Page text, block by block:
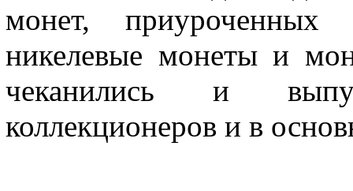
монет,
никелевые монеты и
чеканились и
коллекционеров и в